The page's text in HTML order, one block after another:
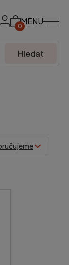
0MENU
Hledat